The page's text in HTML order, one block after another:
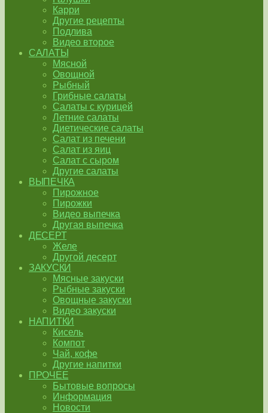
Карри
Другие рецепты
Подлива
Видео второе
САЛАТЫ
Мясной
Овощной
Рыбный
Грибные салаты
Салаты с курицей
Летние салаты
Диетические салаты
Салат из печени
Салат из яиц
Салат с сыром
Другие салаты
ВЫПЕЧКА
Пирожное
Пирожки
Видео выпечка
Другая выпечка
ДЕСЕРТ
Желе
Другой десерт
ЗАКУСКИ
Мясные закуски
Рыбные закуски
Овощные закуски
Видео закуски
НАПИТКИ
Кисель
Компот
Чай, кофе
Другие напитки
ПРОЧЕЕ
Бытовые вопросы
Информация
Новости